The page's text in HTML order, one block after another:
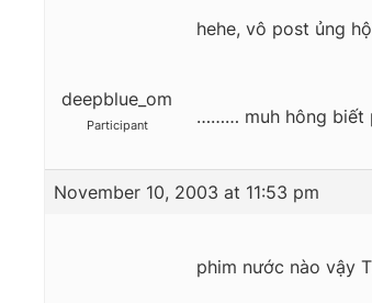
deepblue_om
Participant
hehe, vô post ủng
……… muh hông biết
November 10, 2003 at 11:53 pm
phim nước nào vậy